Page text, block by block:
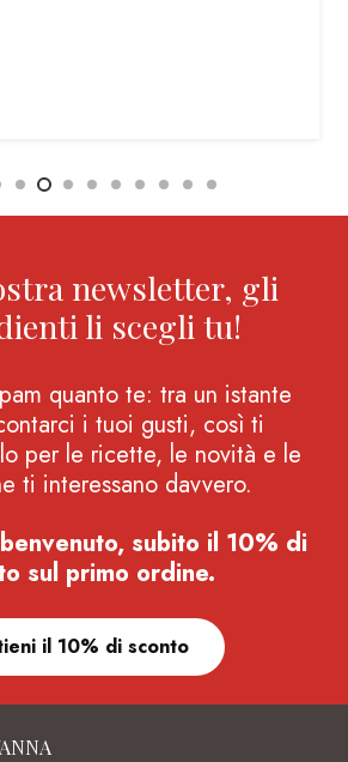
newsletter, gli
li scegli tu!
quanto te: tra un istante
i tuoi gusti, così ti
per le ricette, le novità e le
ti interessano davvero.
subito il 10% di
sul primo ordine.
il 10% di sconto